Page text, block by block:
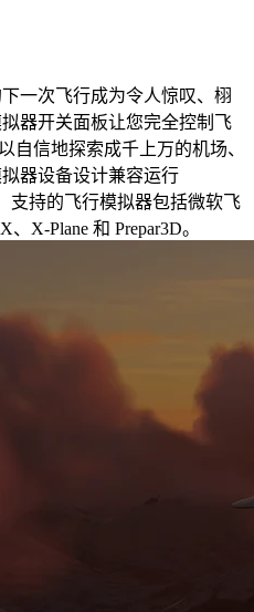
一次飞行成为令人惊叹、栩
器开关面板让您完全控制飞
自信地探索成千上万的机场、
器设备设计兼容运行
支持的飞行模拟器包括微软飞
X-Plane 和 Prepar3D。